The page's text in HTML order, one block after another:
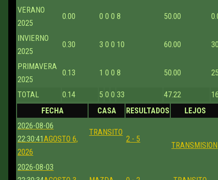
VERANO
2025
0.00 0 0 0 8 50.00
INVIERNO
2025
0.30 3 0 0 10 60.00
PRIMAVERA
2025
0.13 1 0 0 8 50.00
TOTAL 0.14 5 0 0 33 47.22
FECHA
CASA RESULTADOS
LEJOS
2026-08-06
22:30:41AGOSTO 6,
2026
TRANSITO
2 - 5
TRANSMISION
2026-08-03